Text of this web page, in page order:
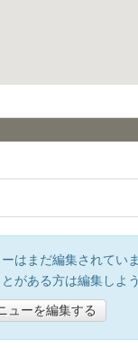
はまだ編集されていま
がある方は編集しよう
ューを編集する